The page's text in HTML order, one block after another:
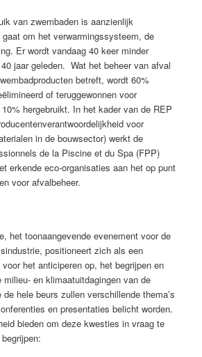
van zwembaden is aanzienlijk
om het verwarmingssysteem, de
Er wordt vandaag 40 keer minder
jaar geleden. Wat het beheer van afval
betreft, wordt 60%
of teruggewonnen voor
hergebruikt. In het kader van de REP
voor
in de bouwsector) werkt de
de la Piscine et du Spa (FPP)
erkende eco-organisaties aan het op punt
voor afvalbeheer.
het toonaangevende evenement voor de
positioneert zich als een
het anticiperen op, het begrijpen en
milieu- en klimaatuitdagingen van de
hele beurs zullen verschillende thema’s
en presentaties belicht worden.
bieden om deze kwesties in vraag te